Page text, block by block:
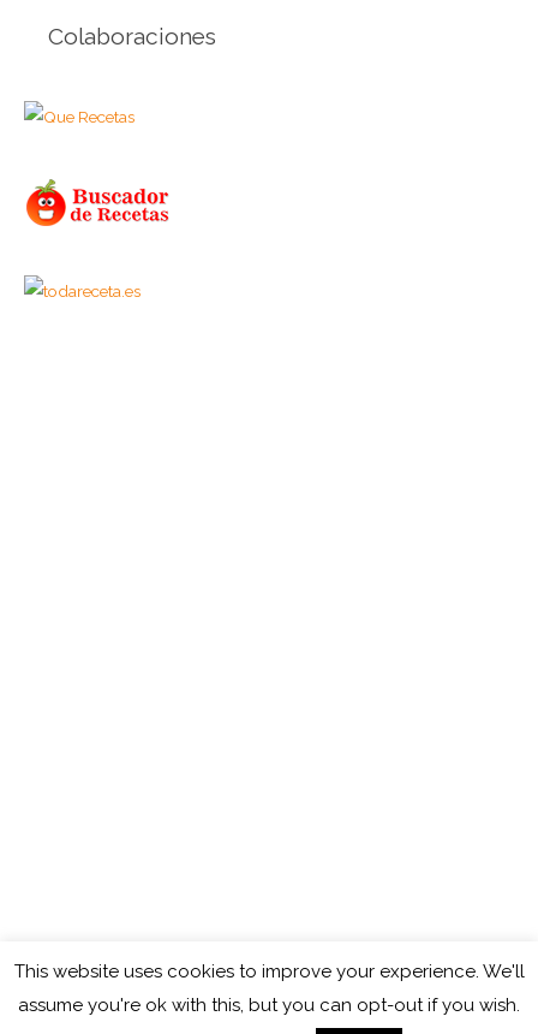
Colaboraciones
Copyright © 2026 Cocinando con Mamy
Política de privacidad Aviso legal
This website uses cookies to improve your experience. We'll
assume you're ok with this, but you can opt-out if you wish.